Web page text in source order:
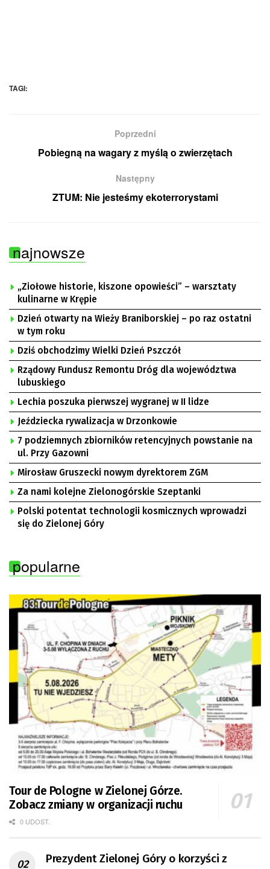
TAGI:
Poprzedni
Pobiegną na wagary z myślą o zwierzętach
Następny
ZTUM: Nie jesteśmy ekoterrorystami
najnowsze
„Ziołowe historie, kiszone opowieści” – warsztaty
kulinarne w Krępie
Dzień otwarty na Wieży Braniborskiej – po raz ostatni
w tym roku
Dziś obchodzimy Wielki Dzień Pszczół
Rządowy Fundusz Remontu Dróg dla województwa
lubuskiego
Lechia poszuka pierwszej wygranej w II lidze
Jeździecka rywalizacja w Drzonkowie
7 podziemnych zbiorników retencyjnych powstanie na
ul. Przy Gazowni
Mirosław Gruszecki nowym dyrektorem ZGM
Za nami kolejne Zielonogórskie Szeptanki
Polski potentat technologii kosmicznych wprowadzi
się do Zielonej Góry
popularne
Tour de Pologne w Zielonej Górze.
Zobacz zmiany w organizacji ruchu
0 UDOST.
Prezydent Zielonej Góry o korzyści z